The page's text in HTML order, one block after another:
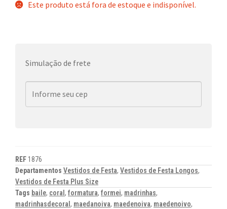
Este produto está fora de estoque e indisponível.
Simulação de frete
REF 1876
Departamentos Vestidos de Festa, Vestidos de Festa Longos,
Vestidos de Festa Plus Size
Tags baile, coral , formatura, formei, madrinhas,
madrinhasdecoral , maedanoiva, maedenoiva, maedenoivo,